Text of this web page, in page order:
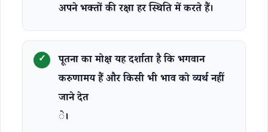
अपने भक्तों की रक्षा हर स्थिति में करते हैं।
पूतना का मोक्ष यह दर्शाता है कि भगवान
करुणामय हैं और किसी भी भाव को व्यर्थ नहीं
जाने देत
े।